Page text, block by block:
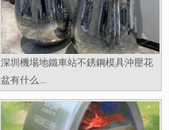
深圳機場地鐵車站不銹鋼模具沖壓花
盆有什么...